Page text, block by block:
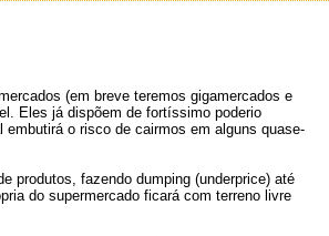
(em breve teremos gigamercados e
Eles já dispõem de fortíssimo poderio
o risco de cairmos em alguns quase-
produtos, fazendo dumping (underprice) até
do supermercado ficará com terreno livre